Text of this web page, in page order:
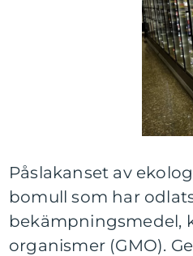
Påslakanset av
bomull som har
bekämpningsmedel,
organismer (GMO).